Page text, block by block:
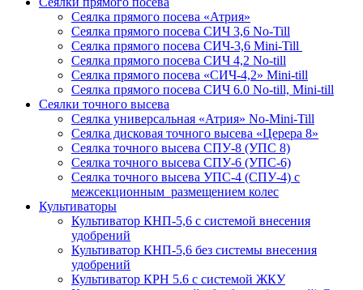
Сеялка прямого посева «Атрия»
Сеялка прямого посева СИЧ 3,6 No-Till
Сеялка прямого посева СИЧ-3,6 Mini-Till
Сеялка прямого посева СИЧ 4,2 No-till
Сеялка прямого посева «СИЧ-4,2» Mini-till
Сеялка прямого посева СИЧ 6.0 No-till, Mini-till
Сеялки точного высева
Сеялка универсальная «Атрия» No-Mini-Till
Сеялка дисковая точного высева «Церера 8»
Сеялка точного высева СПУ-8 (УПС 8)
Сеялка точного высева СПУ-6 (УПС-6)
Сеялка точного высева УПС-4 (СПУ-4) с
межсекционным размещением колес
Культиваторы
Культиватор КНП-5,6 с системой внесения
удобрений
Культиватор КНП-5,6 без системы внесения
удобрений
Культиватор КРН 5.6 с системой ЖКУ